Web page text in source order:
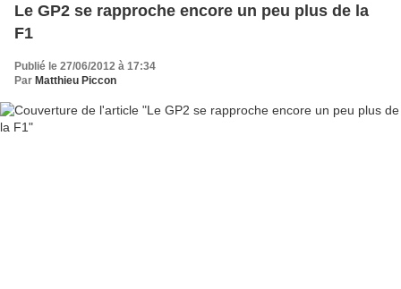
Le GP2 se rapproche encore un peu plus de la
F1
Publié le 27/06/2012 à 17:34
Par Matthieu Piccon